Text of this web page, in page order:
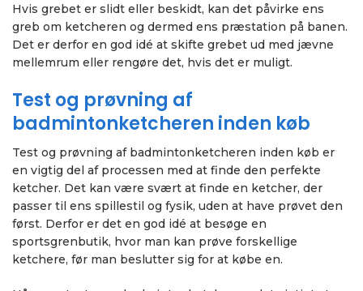
Hvis grebet er slidt eller beskidt, kan det påvirke ens
greb om ketcheren og dermed ens præstation på banen.
Det er derfor en god idé at skifte grebet ud med jævne
mellemrum eller rengøre det, hvis det er muligt.
Test og prøvning af
badmintonketcheren inden køb
Test og prøvning af badmintonketcheren inden køb er
en vigtig del af processen med at finde den perfekte
ketcher. Det kan være svært at finde en ketcher, der
passer til ens spillestil og fysik, uden at have prøvet den
først. Derfor er det en god idé at besøge en
sportsgrenbutik, hvor man kan prøve forskellige
ketchere, før man beslutter sig for at købe en.